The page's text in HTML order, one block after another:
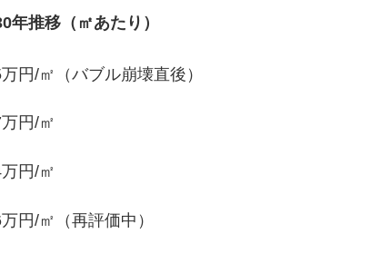
年推移（㎡あたり）
円/㎡（バブル崩壊直後）
円/㎡
円/㎡
円/㎡（再評価中）